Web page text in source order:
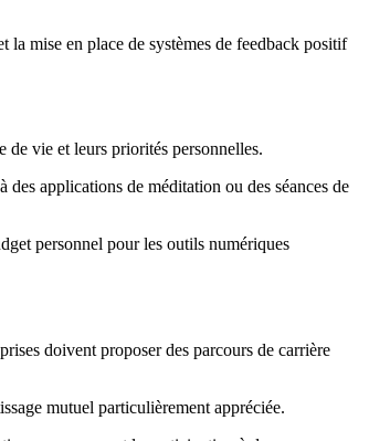
mise en place de systèmes de feedback positif
de vie et leurs priorités personnelles.
applications de méditation ou des séances de
personnel pour les outils numériques
doivent proposer des parcours de carrière
mutuel particulièrement appréciée.